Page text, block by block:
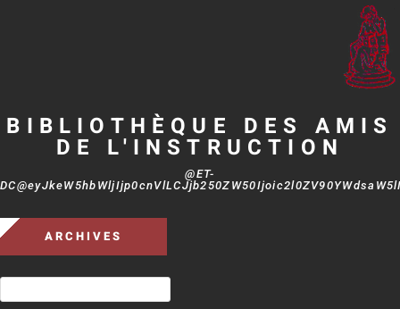
BIBLIOTHÈQUE DES AMIS
DE L'INSTRUCTION
@ET-
ARCHIVES